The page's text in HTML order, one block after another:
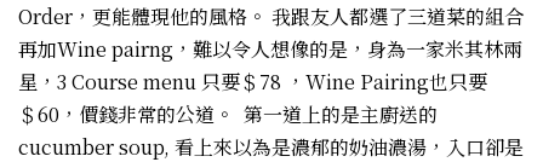
Order，更能體現他的風格。 我跟友人都選了三道菜的組合
再加Wine pairng，難以令人想像的是，身為一家米其林兩
星，3 Course menu 只要＄78 ，Wine Pairing也只要
＄60，價錢非常的公道。 第一道上的是主廚送的
cucumber soup, 看上來以為是濃郁的奶油濃湯，入口卻是